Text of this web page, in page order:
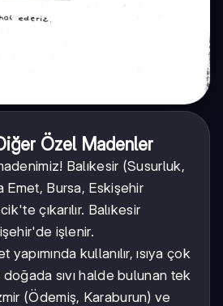
Özel Madenler
Balıkesir (Susurluk,
Emet, Bursa, Eskişehir
çıkarılır. Balıkesir
işlenir.
kullanılır, ısıya çok
doğada sıvı halde bulunan tek
(Ödemiş, Karaburun) ve